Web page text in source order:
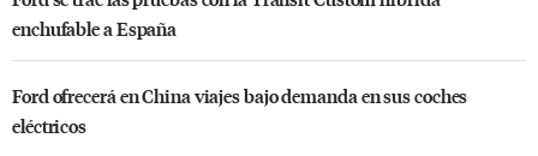
enchufable a España
Ford ofrecerá en China viajes bajo demanda en sus coches
eléctricos